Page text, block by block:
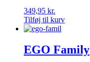
349,95 kr.
Tilføj til kurv
EGO Family